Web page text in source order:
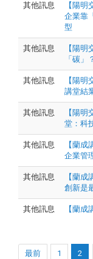
其他訊息
【陽
企業靠
型
其他訊息
【陽
「碳」
其他訊息
【陽
講堂結
其他訊息
【陽
堂：科
其他訊息
【蘭
企業管
其他訊息
【蘭
創新是
其他訊息 【蘭
最前 1 2